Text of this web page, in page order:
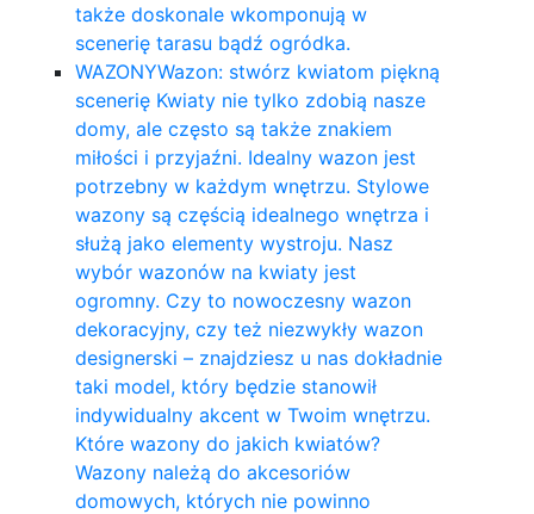
także doskonale wkomponują w
scenerię tarasu bądź ogródka.
WAZONYWazon: stwórz kwiatom piękną
scenerię Kwiaty nie tylko zdobią nasze
domy, ale często są także znakiem
miłości i przyjaźni. Idealny wazon jest
potrzebny w każdym wnętrzu. Stylowe
wazony są częścią idealnego wnętrza i
służą jako elementy wystroju. Nasz
wybór wazonów na kwiaty jest
ogromny. Czy to nowoczesny wazon
dekoracyjny, czy też niezwykły wazon
designerski – znajdziesz u nas dokładnie
taki model, który będzie stanowił
indywidualny akcent w Twoim wnętrzu.
Które wazony do jakich kwiatów?
Wazony należą do akcesoriów
domowych, których nie powinno